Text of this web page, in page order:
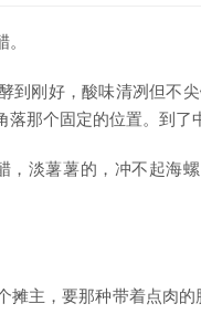
刚好，酸味清冽但不
那个固定的位置。到了
，淡薯薯的，冲不起海
摊主，要那种带着点肉的